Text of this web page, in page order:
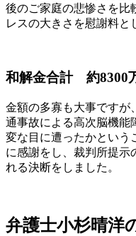
後のご家庭の悲惨さを比
レスの大きさを慰謝料と
和解金合計 約8300
金額の多寡も大事ですが
通事故による高次脳機能
変な目に遭ったかという
に感謝をし、裁判所提示
れる決断をしました。
弁護士小杉晴洋